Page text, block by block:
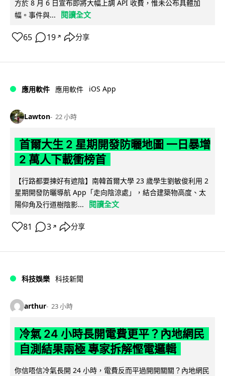
方於 8 月 6 日宣布即將大幅上調 API 收費，惟未公布具體加
幅。事件與...
閱讀全文
65 19 ↗ 分享
應用軟件 應用軟件 iOS App
Lawton 22 小時
首爾大生 2 星期開發防曬地圖 一日暴增
2 萬人下載衝榜首
【行路都要揀好有遮陰】南韓首爾大學 23 歲學生劉敏俊利用 2
星期開發防曬導航 App「走向陰涼處」，結合建築物高度、太
陽仰角及行道樹陰影...
閱讀全文
81 3 ↗ 分享
科技娛樂 科技新聞
arthur 23 小時
冷氣 24 小時長開電費更平？內地網民
自測結果兩極 專家拆解慳電邏輯
你信唔信冷氣長開 24 小時，電費反而平過開開關關？內地網民